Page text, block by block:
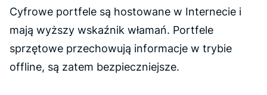
Cyfrowe portfele są hostowane w Internecie i
mają wyższy wskaźnik włamań. Portfele
sprzętowe przechowują informacje w trybie
offline, są zatem bezpieczniejsze.